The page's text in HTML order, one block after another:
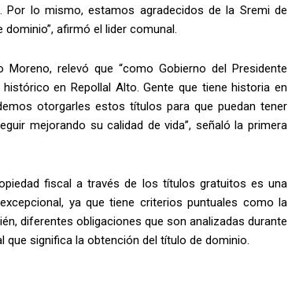
lo mismo, estamos agradecidos de la Sremi de
afirmó el lider comunal.
relevó que “como Gobierno del Presidente
en Repollal Alto. Gente que tiene historia en
otorgarles estos títulos para que puedan tener
mejorando su calidad de vida”, señaló la primera
fiscal a través de los títulos gratuitos es una
ya que tiene criterios puntuales como la
diferentes obligaciones que son analizadas durante
significa la obtención del título de dominio.